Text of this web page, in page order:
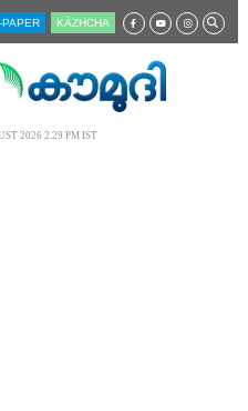
PAPER KĀZHCHA
2026 2.29 PM IST